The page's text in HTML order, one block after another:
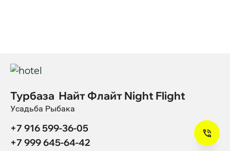
Турбаза Найт Флайт Night Flight
Усадьба Рыбака
+7 916 599-36-05
+7 999 645-64-42